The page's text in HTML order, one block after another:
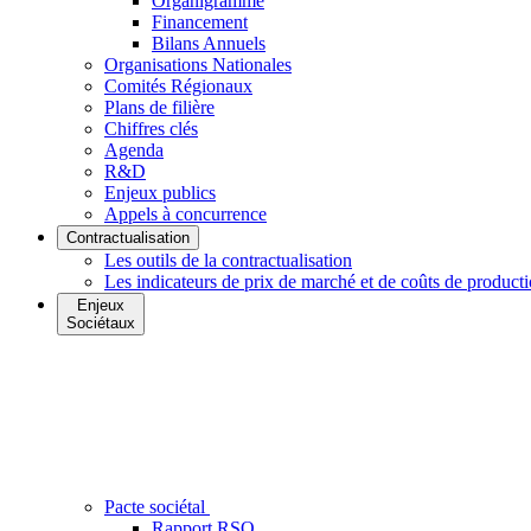
Financement
Bilans Annuels
Organisations Nationales
Comités Régionaux
Plans de filière
Chiffres clés
Agenda
R&D
Enjeux publics
Appels à concurrence
Contractualisation
Les outils de la contractualisation
Les indicateurs de prix de marché et de coûts de
Enjeux
Sociétaux
Pacte sociétal